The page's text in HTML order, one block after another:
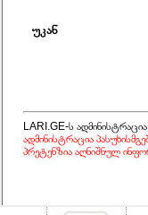
უკან
LARI.GE-ს
ადმინისტრაცია
პრეტენზია აღნიშნულ